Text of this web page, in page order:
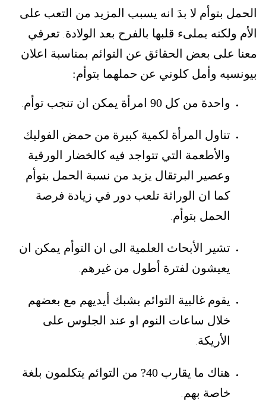
الحمل بتوأم لا بدَ انه يسبب المزيد من التعب على
الأم ولكنه يملىء قلبها بالفرح بعد الولادة. تعرفي
معنا على بعض الحقائق عن التوائم بمناسبة اعلان
بيونسيه وأمل كلوني عن حملهما بتوأم:
واحدة من كل 90 امرأة يمكن ان تنجب توأم .
تناول المرأة لكمية كبيرة من حمض الفوليك
والأطعمة التي تتواجد فيه كالخضار الورقية
وعصير البرتقال يزيد من نسبة الحمل بتوأم.
كما ان الوراثة تلعب دور في زيادة فرصة
الحمل بتوأم.
تشير الأبحاث العلمية الى ان التوأم يمكن ان
يعيشون لفترة أطول من غيرهم .
يقوم غالبية التوائم بشبك أيديهم مع بعضهم
خلال ساعات النوم او عند الجلوس على
الأريكة.
هناك ما يقارب 40? من التوائم يتكلمون بلغة
خاصة بهم .